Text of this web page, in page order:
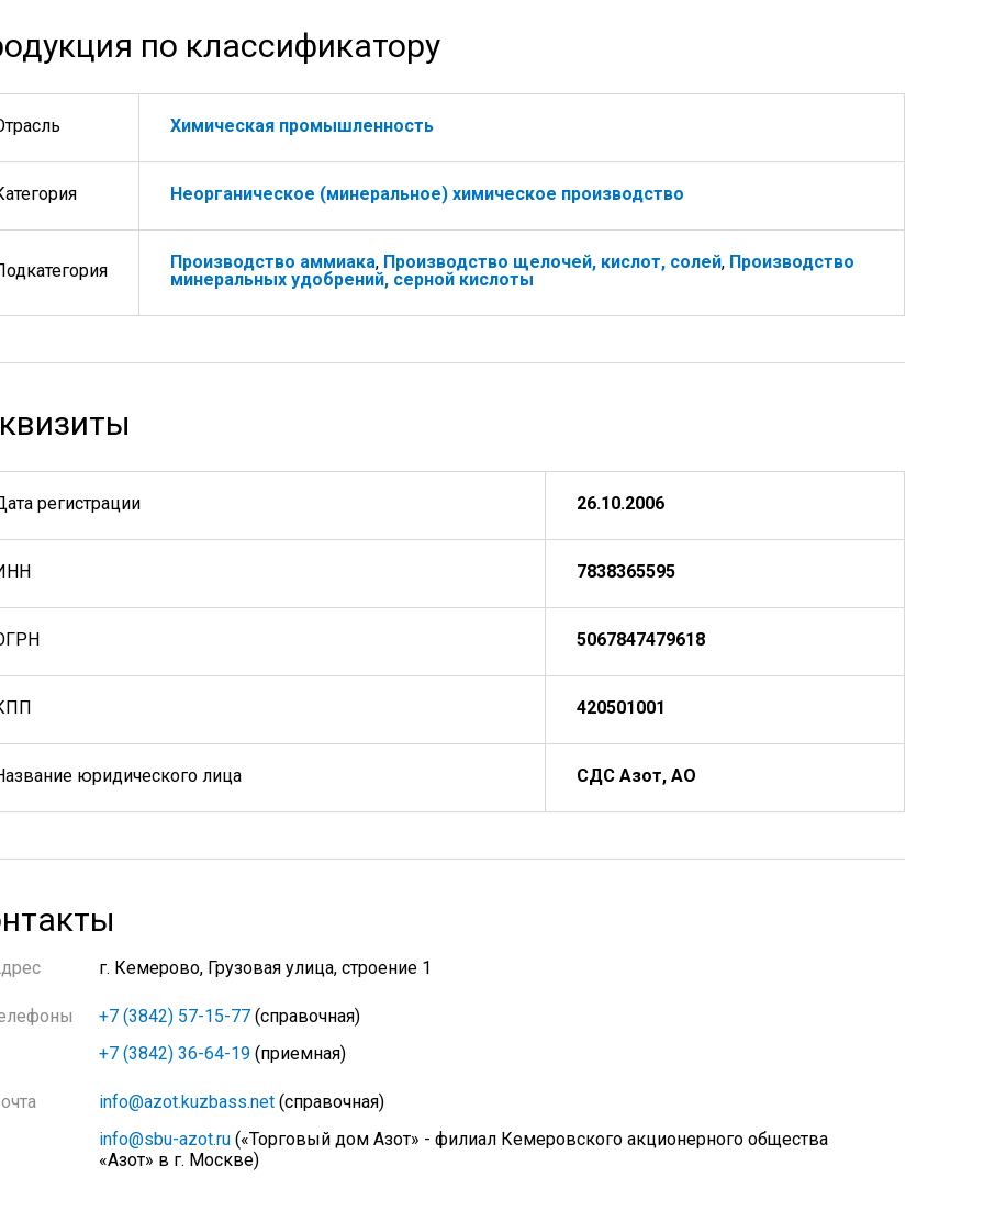
по классификатору
Химическая промышленность
Неорганическое (минеральное) химическое производство
Производство аммиака, Производство щелочей, кислот, солей, Производство
минеральных удобрений, серной кислоты
регистрации 26.10.2006
7838365595
5067847479618
420501001
юридического лица СДС Азот, АО
г. Кемерово, Грузовая улица, строение 1
+7 (3842) 57-15-77 (справочная)
+7 (3842) 36-64-19 (приемная)
info@azot.kuzbass.net (справочная)
info@sbu-azot.ru («Торговый дом Азот» - филиал Кемеровского акционерного общества
«Азот» в г. Москве)